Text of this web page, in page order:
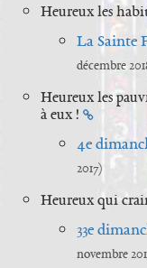
Heureux les
La Sainte
décembre
Heureux les
à eux !
4e
2017)
Heureux qui
33e
novembre